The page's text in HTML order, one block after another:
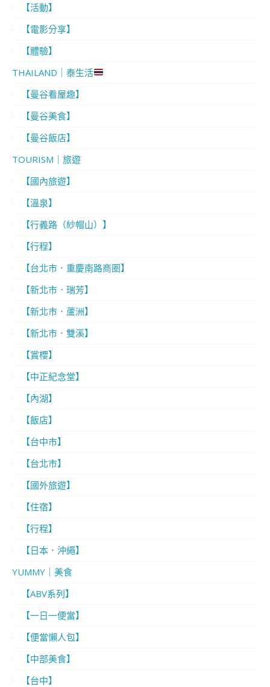
【活動】
【電影分享】
【體驗】
THAILAND｜泰生活
【曼谷看屋趣】
【曼谷美食】
【曼谷飯店】
TOURISM｜旅遊
【國內旅遊】
【溫泉】
【行義路（紗帽山）】
【行程】
【台北市．重慶南路商圈】
【新北市．瑞芳】
【新北市．蘆洲】
【新北市．雙溪】
【賞櫻】
【中正紀念堂】
【內湖】
【飯店】
【台中市】
【台北市】
【國外旅遊】
【住宿】
【行程】
【日本．沖繩】
YUMMY｜美食
【ABV系列】
【一日一便當】
【便當懶人包】
【中部美食】
【台中】